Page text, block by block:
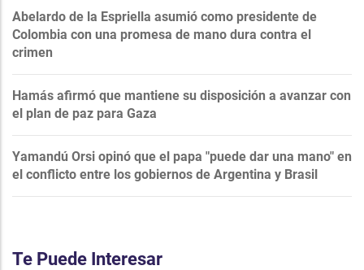
Abelardo de la Espriella asumió como presidente de
Colombia con una promesa de mano dura contra el
crimen
Hamás afirmó que mantiene su disposición a avanzar con
el plan de paz para Gaza
Yamandú Orsi opinó que el papa "puede dar una mano" en
el conflicto entre los gobiernos de Argentina y Brasil
Te Puede Interesar